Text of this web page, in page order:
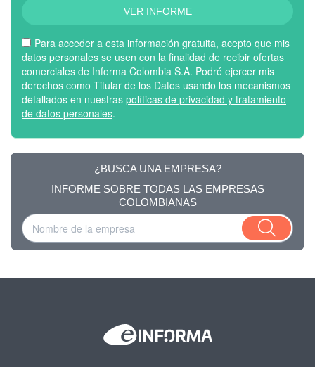
VER INFORME
Para acceder a esta información gratuita, acepto que mis
datos personales se usen con la finalidad de recibir ofertas
comerciales de Informa Colombia S.A. Podré ejercer mis
derechos como Titular de los Datos usando los mecanismos
detallados en nuestras políticas de privacidad y tratamiento
de datos personales.
¿BUSCA UNA EMPRESA?
INFORME SOBRE TODAS LAS EMPRESAS
COLOMBIANAS